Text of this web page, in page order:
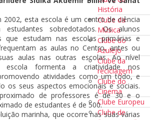
História
Clube da
Música
Clube do
Azulejo
Clube da
reciclagem
Clube do
Cinema
Clube Europeu
Clube de
2002, esta escola é um centro de ciência
sobredotados. Os alunos
que estudam nas escolas primárias e
as aulas no Centro, antes ou
aulas nas outras escolas. Ao nível
escola formenta a criatividade nos
atividades como um todo, e
os seus aspectos emocionais e sociais.
de professores é de 30 e o
de estudantes é de 500.
marinha, que ocorre nas suas várias